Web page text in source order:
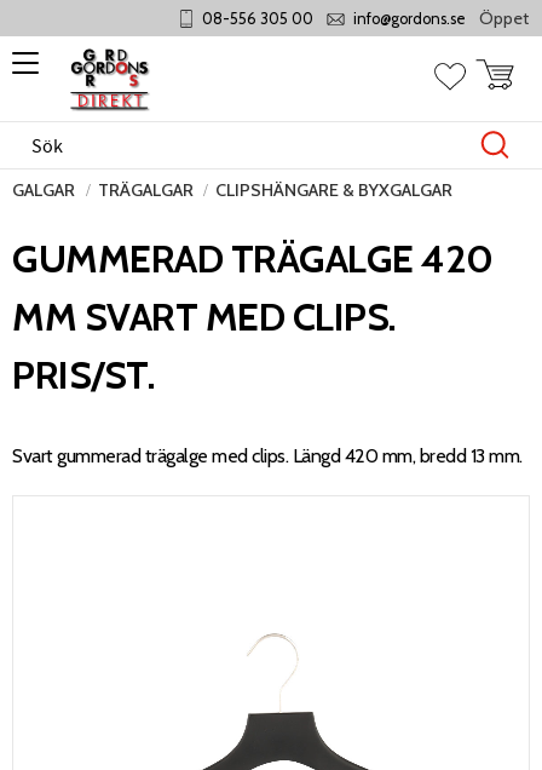
Meny
08-556 305 00 info@gordons.se Öppet
Favoriter
GALGAR TRÄGALGAR CLIPSHÄNGARE & BYXGALGAR
GUMMERAD TRÄGALGE 420
MM SVART MED CLIPS.
PRIS/ST.
Svart gummerad trägalge med clips. Längd 420 mm, bredd 13 mm.